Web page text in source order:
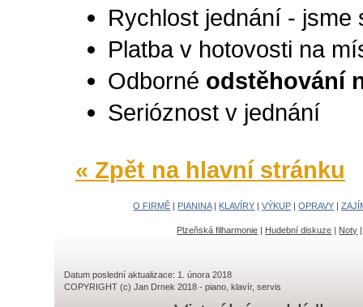
Rychlost jednání - jsme
Platba v hotovosti na
Odborné odstěhování
Serióznost v jednání
« Zpět na hlavní stránku
O FIRMĚ | PIANINA| KLAVÍRY |VÝKUP |OPRAVY |
Plzeňská filharmonie | Hudební diskuze | Noty
Datum poslední aktualizace: 1. února 2018
COPYRIGHT (c) Jan Drnek 2018 - piano, klavír, servis